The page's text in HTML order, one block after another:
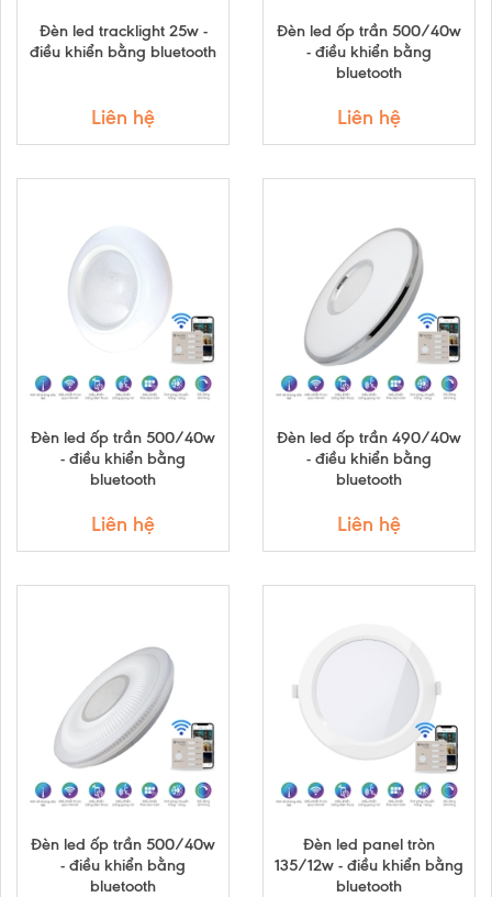
Đèn led tracklight 25w -
điều khiển bằng bluetooth
Liên hệ
Đèn led ốp trần 500/40w
- điều khiển bằng
bluetooth
Liên hệ
Đèn led ốp trần 500/40w
- điều khiển bằng
bluetooth
Liên hệ
Đèn led ốp trần 490/40w
- điều khiển bằng
bluetooth
Liên hệ
Đèn led ốp trần 500/40w
- điều khiển bằng
bluetooth
Đèn led panel tròn
135/12w - điều khiển bằng
bluetooth